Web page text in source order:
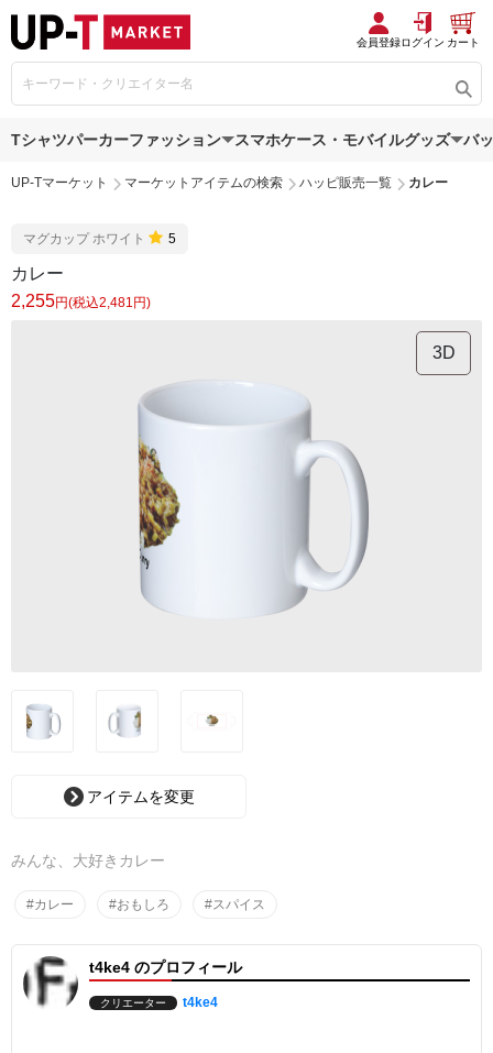
会員登録ログイン カート
Tシャツパーカーファッション スマホケース・モバイルグッズ バ
UP-Tマーケット マーケットアイテムの検索 ハッピ販売一覧 カレー
マグカップ ホワイト 5
カレー
2,255円(税込2,481円)
3D
アイテムを変更
みんな、大好きカレー
#カレー #おもしろ #スパイス
t4ke4 のプロフィール
クリエーター t4ke4